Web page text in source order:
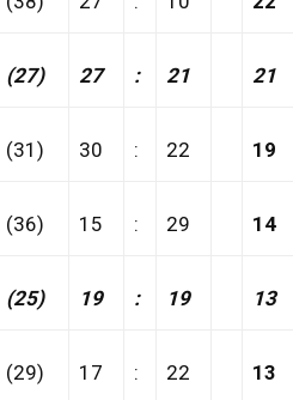
(27) 27 : 21 21
(31) 30 : 22 19
(36) 15 : 29 14
(25) 19 : 19 13
(29) 17 : 22 13